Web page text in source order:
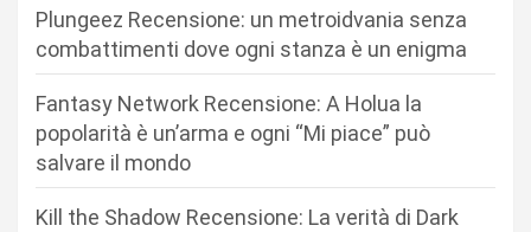
Plungeez Recensione: un metroidvania senza
combattimenti dove ogni stanza è un enigma
Fantasy Network Recensione: A Holua la
popolarità è un’arma e ogni “Mi piace” può
salvare il mondo
Kill the Shadow Recensione: La verità di Dark